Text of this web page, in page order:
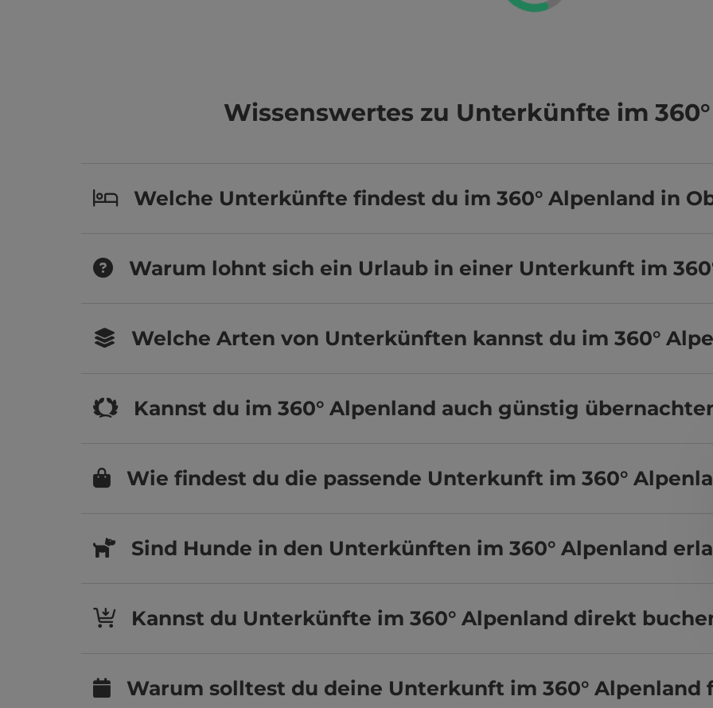
Wissenswertes zu Unterkünfte im
Welche Unterkünfte findest du im 360° Alpenland in
Warum lohnt sich ein Urlaub in einer Unterkunft im
Welche Arten von Unterkünften kannst du im 360°
Kannst du im 360° Alpenland auch günstig
Wie findest du die passende Unterkunft im 360°
Sind Hunde in den Unterkünften im 360° Alpenland
Kannst du Unterkünfte im 360° Alpenland direkt
Warum solltest du deine Unterkunft im 360° Alpenland